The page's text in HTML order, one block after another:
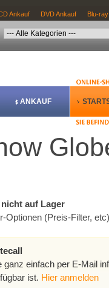
Ankauf DVD Ankauf Blu-
ANKAUF
auf Lager
Optionen (Preis-Filter,
einfach per E-Mail
ist. Hier anmelden